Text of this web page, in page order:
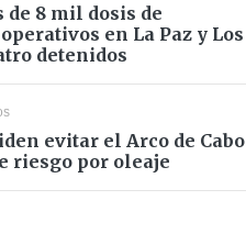
de 8 mil dosis de
en La Paz y Los
detenidos
evitar el Arco de Cabo
riesgo por oleaje